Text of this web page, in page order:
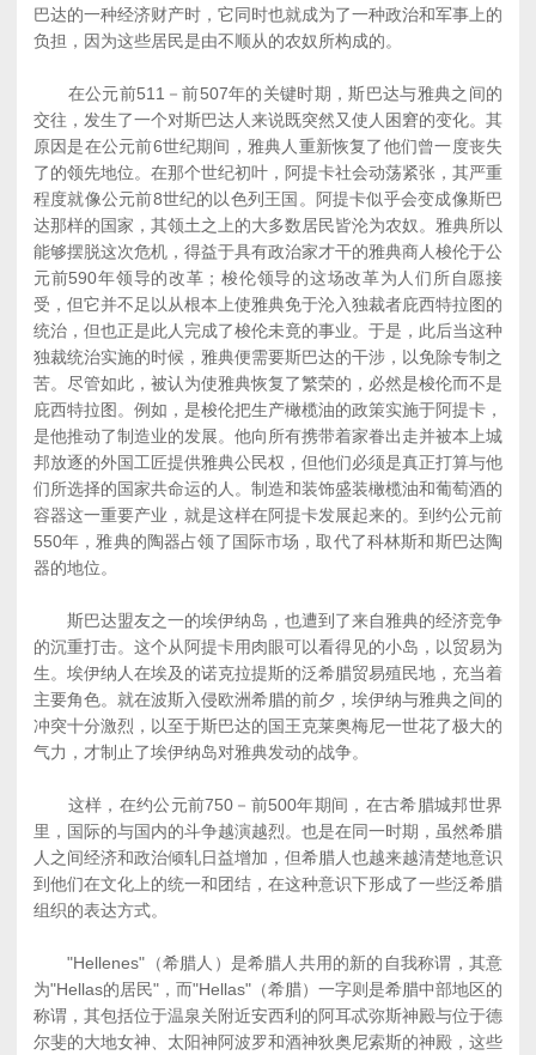
巴达的一种经济财产时，它同时也就成为了一种政治和军事上的
负担，因为这些居民是由不顺从的农奴所构成的。
在公元前511－前507年的关键时期，斯巴达与雅典之间的
交往，发生了一个对斯巴达人来说既突然又使人困窘的变化。其
原因是在公元前6世纪期间，雅典人重新恢复了他们曾一度丧失
了的领先地位。在那个世纪初叶，阿提卡社会动荡紧张，其严重
程度就像公元前8世纪的以色列王国。阿提卡似乎会变成像斯巴
达那样的国家，其领土之上的大多数居民皆沦为农奴。雅典所以
能够摆脱这次危机，得益于具有政治家才干的雅典商人梭伦于公
元前590年领导的改革；梭伦领导的这场改革为人们所自愿接
受，但它并不足以从根本上使雅典免于沦入独裁者庇西特拉图的
统治，但也正是此人完成了梭伦未竟的事业。于是，此后当这种
独裁统治实施的时候，雅典便需要斯巴达的干涉，以免除专制之
苦。尽管如此，被认为使雅典恢复了繁荣的，必然是梭伦而不是
庇西特拉图。例如，是梭伦把生产橄榄油的政策实施于阿提卡，
是他推动了制造业的发展。他向所有携带着家眷出走并被本上城
邦放逐的外国工匠提供雅典公民权，但他们必须是真正打算与他
们所选择的国家共命运的人。制造和装饰盛装橄榄油和葡萄酒的
容器这一重要产业，就是这样在阿提卡发展起来的。到约公元前
550年，雅典的陶器占领了国际市场，取代了科林斯和斯巴达陶
器的地位。
斯巴达盟友之一的埃伊纳岛，也遭到了来自雅典的经济竞争
的沉重打击。这个从阿提卡用肉眼可以看得见的小岛，以贸易为
生。埃伊纳人在埃及的诺克拉提斯的泛希腊贸易殖民地，充当着
主要角色。就在波斯入侵欧洲希腊的前夕，埃伊纳与雅典之间的
冲突十分激烈，以至于斯巴达的国王克莱奥梅尼一世花了极大的
气力，才制止了埃伊纳岛对雅典发动的战争。
这样，在约公元前750－前500年期间，在古希腊城邦世界
里，国际的与国内的斗争越演越烈。也是在同一时期，虽然希腊
人之间经济和政治倾轧日益增加，但希腊人也越来越清楚地意识
到他们在文化上的统一和团结，在这种意识下形成了一些泛希腊
组织的表达方式。
"Hellenes"（希腊人）是希腊人共用的新的自我称谓，其意
为"Hellas的居民"，而"Hellas"（希腊）一字则是希腊中部地区的
称谓，其包括位于温泉关附近安西利的阿耳忒弥斯神殿与位于德
尔斐的大地女神、太阳神阿波罗和酒神狄奥尼索斯的神殿，这些